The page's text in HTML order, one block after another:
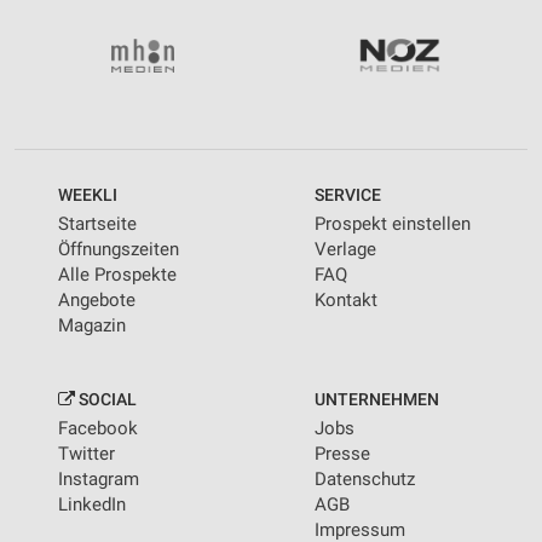
WEEKLI
Startseite
Öffnungszeiten
Alle Prospekte
Angebote
Magazin
SERVICE
Prospekt einstellen
Verlage
FAQ
Kontakt
SOCIAL
Facebook
Twitter
Instagram
LinkedIn
UNTERNEHMEN
Jobs
Presse
Datenschutz
AGB
Impressum